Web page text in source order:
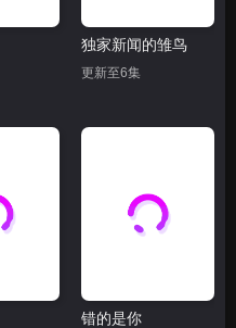
独家新闻的雏鸟
更新至6集
错的是你